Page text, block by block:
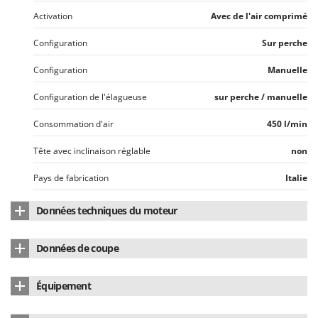
Shark
Silky
Simatech
Sirman
Skil
Smartwood
Smeg
Snapper
Solidur
Spice Electronics
Spiralmac
Spring Protezione
Spyro
Activation Avec de l'air comprimé
Configuration Sur perche
Configuration Manuelle
Configuration de l'élagueuse sur perche / manuelle
Consommation d'air 450 l/min
Tête avec inclinaison réglable non
Pays de fabrication Italie
Données techniques du moteur
Données de coupe
Longueur de la lame 25 cm
Équipement